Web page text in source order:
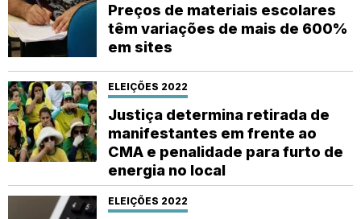
Preços de materiais escolares
têm variações de mais de 600%
em sites
ELEIÇÕES 2022
Justiça determina retirada de
manifestantes em frente ao
CMA e penalidade para furto de
energia no local
ELEIÇÕES 2022